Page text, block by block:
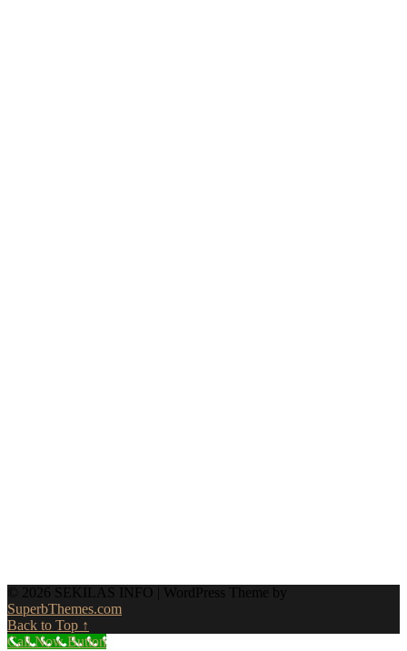
© 2026 SEKILAS INFO
| WordPress Theme by
SuperbThemes.com
Back to Top ↑
Call Now Button